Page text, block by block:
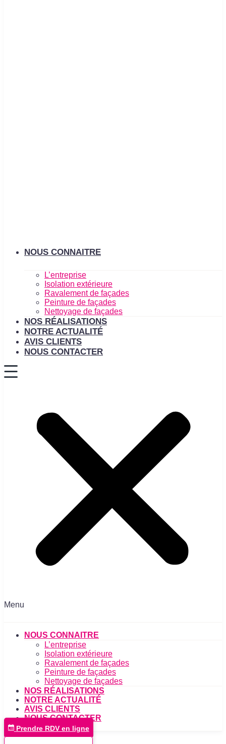
NOUS CONNAITRE
L’entreprise
Isolation extérieure
Ravalement de façades
Peinture de façades
Nettoyage de façades
NOS RÉALISATIONS
NOTRE ACTUALITÉ
AVIS CLIENTS
NOUS CONTACTER
Menu
NOUS CONNAITRE
L’entreprise
Isolation extérieure
Ravalement de façades
Peinture de façades
Nettoyage de façades
NOS RÉALISATIONS
NOTRE ACTUALITÉ
AVIS CLIENTS
NOUS CONTACTER
Prendre RDV en ligne